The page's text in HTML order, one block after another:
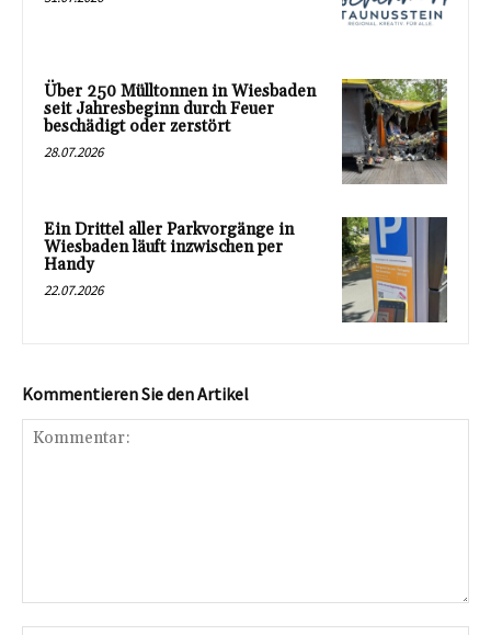
Über 250 Mülltonnen in Wiesbaden
seit Jahresbeginn durch Feuer
beschädigt oder zerstört
28.07.2026
Ein Drittel aller Parkvorgänge in
Wiesbaden läuft inzwischen per
Handy
22.07.2026
Kommentieren Sie den Artikel